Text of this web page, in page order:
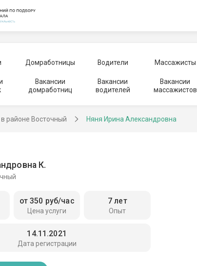
Домработницы Водители Массажисты
Вакансии
домработниц
Вакансии
водителей
Вакансии
массажистов
в районе Восточный Няня Ирина Александровна
К.
Цена услуги
от 350 руб/час
Опыт
7 лет
Дата регистрации
14.11.2021